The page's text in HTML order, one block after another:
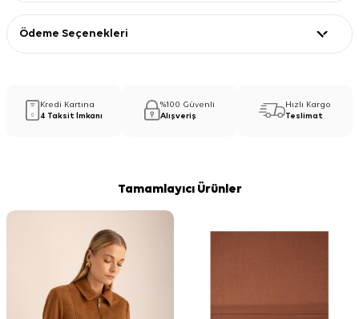
Ödeme Seçenekleri
Kredi Kartına
4 Taksit İmkanı
%100 Güvenli
Alışveriş
Hızlı Kargo
Teslimat
Tamamlayıcı Ürünler